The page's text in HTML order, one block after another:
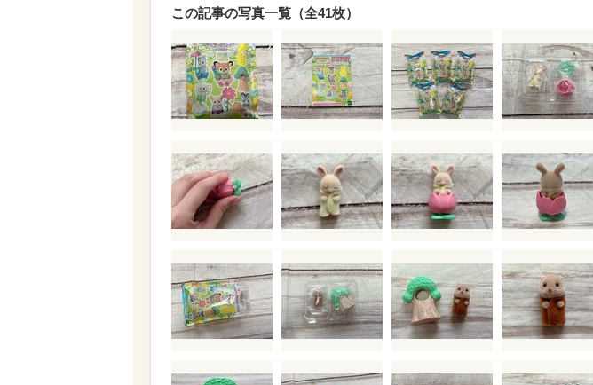
この記事の写真一覧（全41枚）